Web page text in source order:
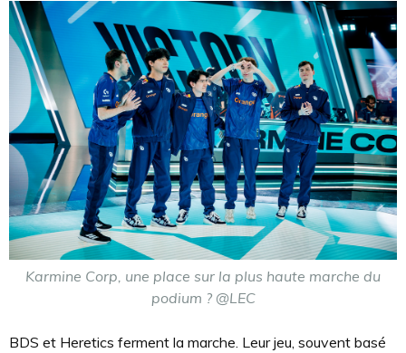
Karmine Corp, une place sur la plus haute marche du
podium ? @LEC
BDS et Heretics ferment la marche. Leur jeu, souvent basé